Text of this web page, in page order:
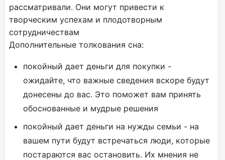
рассматривали. Они могут привести к
творческим успехам и плодотворным
сотрудничествам
Дополнительные толкования сна:
покойный дает деньги для покупки -
ожидайте, что важные сведения вскоре будут
донесены до вас. Это поможет вам принять
обоснованные и мудрые решения
покойный дает деньги на нужды семьи - на
вашем пути будут встречаться люди, которые
постараются вас остановить. Их мнения не